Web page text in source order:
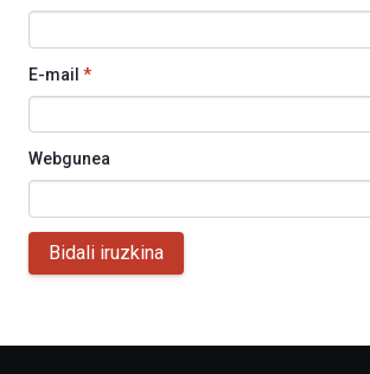
E-mail *
Webgunea
Bidali iruzkina